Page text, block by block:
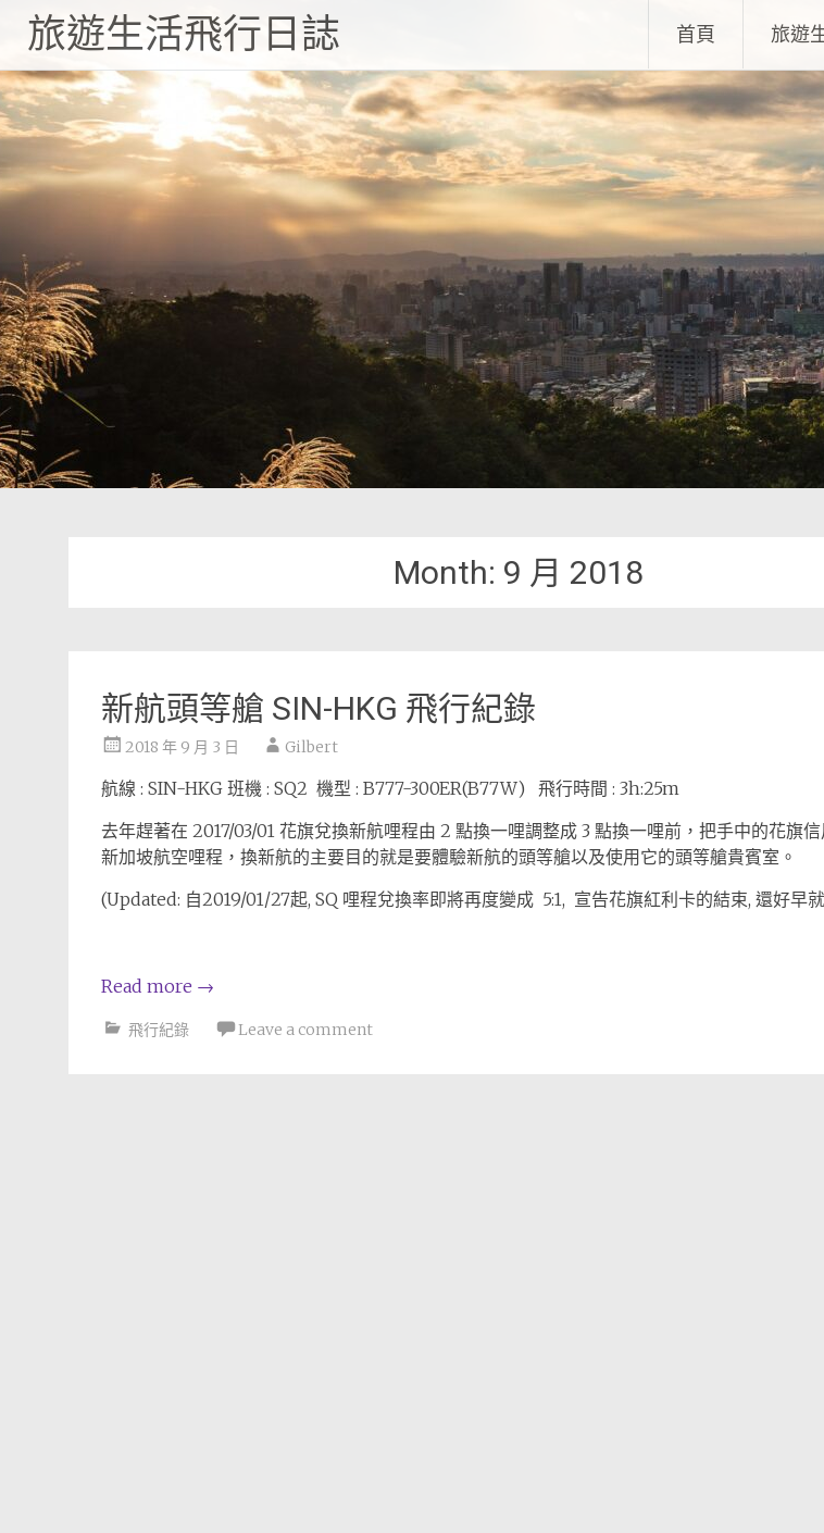
旅遊生活飛行日誌
to
首頁 旅遊
Month: 9 月 2018
新航頭等艙 SIN-HKG 飛行紀錄
2018 年 9 月 3 日 Gilbert
航線 : SIN-HKG 班機 : SQ2 機型 : B777-300ER(B77W) 飛行時間 : 3h:25m
去年趕著在 2017/03/01 花旗兌換新航哩程由 2 點換一哩調整成 3 點換一哩前，把手中的花旗
新加坡航空哩程，換新航的主要目的就是要體驗新航的頭等艙以及使用它的頭等艙貴賓室。
(Updated: 自2019/01/27起, SQ 哩程兌換率即將再度變成 5:1, 宣告花旗紅利卡的結束, 還好早
Read more →
飛行紀錄 Leave a comment